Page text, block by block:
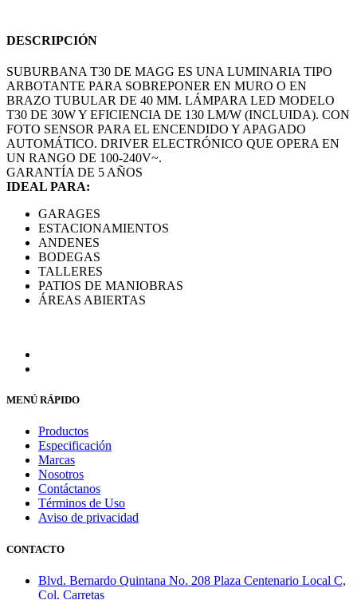
DESCRIPCIÓN
SUBURBANA T30 DE MAGG ES UNA LUMINARIA TIPO
ARBOTANTE PARA SOBREPONER EN MURO O EN
BRAZO TUBULAR DE 40 MM. LÁMPARA LED MODELO
T30 DE 30W Y EFICIENCIA DE 130 LM/W (INCLUIDA). CON
FOTO SENSOR PARA EL ENCENDIDO Y APAGADO
AUTOMÁTICO. DRIVER ELECTRÓNICO QUE OPERA EN
UN RANGO DE 100-240V~.
GARANTÍA DE 5 AÑOS
IDEAL PARA:
GARAGES
ESTACIONAMIENTOS
ANDENES
BODEGAS
TALLERES
PATIOS DE MANIOBRAS
ÁREAS ABIERTAS
MENÚ RÁPIDO
Productos
Especificación
Marcas
Nosotros
Contáctanos
Términos de Uso
Aviso de privacidad
CONTACTO
Blvd. Bernardo Quintana No. 208 Plaza Centenario Local C,
Col. Carretas